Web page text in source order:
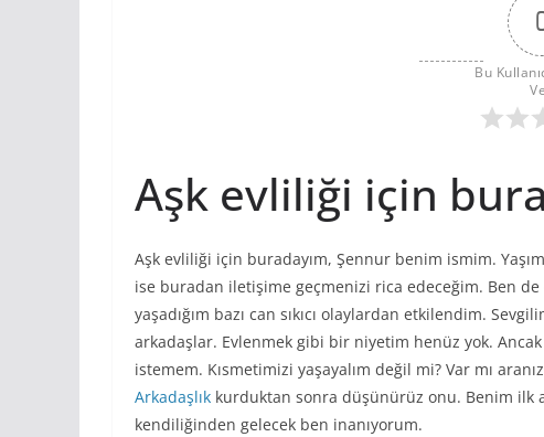
Bu
Aşk evliliği için
Aşk evliliği için buradayım, Şennur benim ismim.
ise buradan iletişime geçmenizi rica edeceğim. Ben
yaşadığım bazı can sıkıcı olaylardan etkilendim.
arkadaşlar. Evlenmek gibi bir niyetim henüz yok.
istemem. Kısmetimizi yaşayalım değil mi? Var mı
Arkadaşlık kurduktan sonra düşünürüz onu. Benim ilk
kendiliğinden gelecek ben inanıyorum.